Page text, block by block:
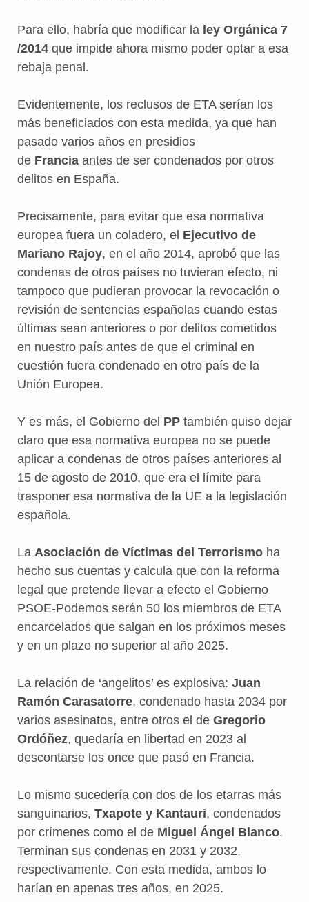
Para ello, habría que modificar la ley Orgánica 7
/2014 que impide ahora mismo poder optar a esa
rebaja penal.
Evidentemente, los reclusos de ETA serían los
más beneficiados con esta medida, ya que han
pasado varios años en presidios
de Francia antes de ser condenados por otros
delitos en España.
Precisamente, para evitar que esa normativa
europea fuera un coladero, el Ejecutivo de
Mariano Rajoy, en el año 2014, aprobó que las
condenas de otros países no tuvieran efecto, ni
tampoco que pudieran provocar la revocación o
revisión de sentencias españolas cuando estas
últimas sean anteriores o por delitos cometidos
en nuestro país antes de que el criminal en
cuestión fuera condenado en otro país de la
Unión Europea.
Y es más, el Gobierno del PP también quiso dejar
claro que esa normativa europea no se puede
aplicar a condenas de otros países anteriores al
15 de agosto de 2010, que era el límite para
trasponer esa normativa de la UE a la legislación
española.
La Asociación de Víctimas del Terrorismo ha
hecho sus cuentas y calcula que con la reforma
legal que pretende llevar a efecto el Gobierno
PSOE-Podemos serán 50 los miembros de ETA
encarcelados que salgan en los próximos meses
y en un plazo no superior al año 2025.
La relación de ‘angelitos’ es explosiva: Juan
Ramón Carasatorre, condenado hasta 2034 por
varios asesinatos, entre otros el de Gregorio
Ordóñez, quedaría en libertad en 2023 al
descontarse los once que pasó en Francia.
Lo mismo sucedería con dos de los etarras más
sanguinarios, Txapote y Kantauri, condenados
por crímenes como el de Miguel Ángel Blanco.
Terminan sus condenas en 2031 y 2032,
respectivamente. Con esta medida, ambos lo
harían en apenas tres años, en 2025.